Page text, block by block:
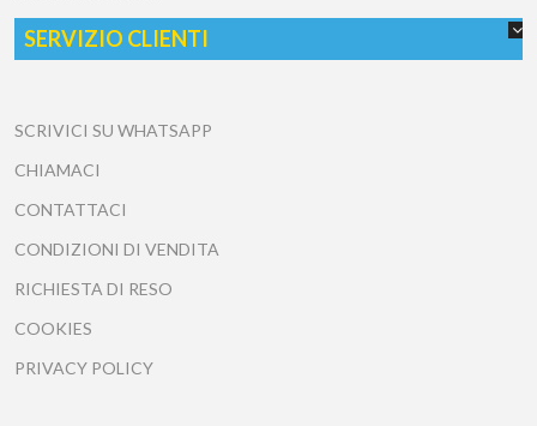
SERVIZIO CLIENTI
SCRIVICI SU WHATSAPP
CHIAMACI
CONTATTACI
CONDIZIONI DI VENDITA
RICHIESTA DI RESO
COOKIES
PRIVACY POLICY